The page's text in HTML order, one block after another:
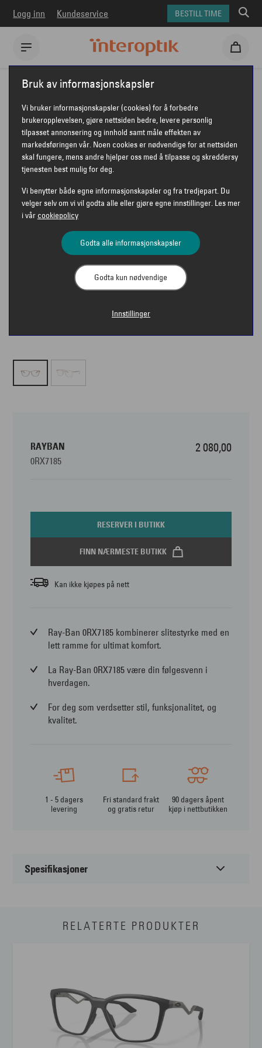
Logg inn Kundeservice BESTILL TIME
Interoptik Briller Ray-Ban briller
RAY-BAN 0RX7185
RAYBAN
0RX7185
2 080,00
RESERVER I BUTIKK
FINN NÆRMESTE BUTIKK
Kan ikke kjøpes på nett
Ray-Ban 0RX7185 kombinerer slitestyrke med en
lett ramme for ultimat komfort.
La Ray-Ban 0RX7185 være din følgesvenn i
hverdagen.
For deg som verdsetter stil, funksjonalitet, og
kvalitet.
1 - 5 dagers
levering
Fri standard frakt
og gratis retur
90 dagers åpent
kjøp i nettbutikken
Spesifikasjoner
Størrelse:
Brillens bredde
RELATERTE PRODUKTER
Bruk av informasjonskapsler
Vi bruker informasjonskapsler (cookies) for å forbedre
brukeropplevelsen, gjøre nettsiden bedre, levere personlig
tilpasset annonsering og innhold samt måle effekten av
markedsføringen vår. Noen cookies er nødvendige for at nettsiden
skal fungere, mens andre hjelper oss med å tilpasse og skreddersy
tjenesten best mulig for deg.
Vi benytter både egne informasjonskapsler og fra tredjepart. Du
velger selv om vi vil godta alle eller gjøre egne innstillinger. Les mer
i vår cookiepolicy
Godta alle informasjonskapsler
Godta kun nødvendige
Innstillinger